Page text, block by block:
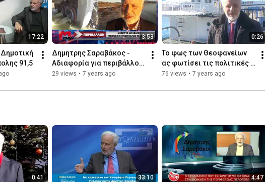
17:22
91,5
3:53
Δημητρης Σαραβάκος -
Αδιαφορία για περιβάλλον
& βιολογικούς
29 views • 7 years ago
0:26
To φως των Θεοφανείων
ας φωτίσει τις πολιτικές
ηγεσίες
76 views • 7 years ago
0:41 33:10 4:47